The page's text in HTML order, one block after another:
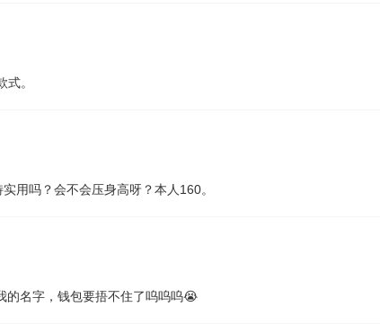
。
用吗？会不会压身高呀？本人160。
的名字，钱包要捂不住了呜呜呜😭